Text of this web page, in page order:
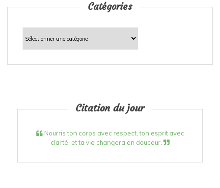
Catégories
Catégories
Citation du jour
Nourris ton corps avec respect, ton esprit avec
clarté, et ta vie changera en douceur.